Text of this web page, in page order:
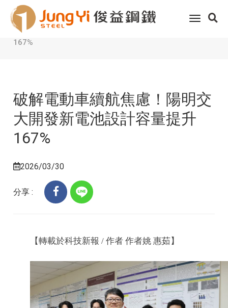
toggle
Home 客戶服務
科技趨勢
破解電動車續航焦慮！陽明交大開發新電池設計容量提升
167%
破解電動車續航焦慮！陽明交
大開發新電池設計容量提升
167%
2026/03/30
分享 :
【轉載於科技新報 / 作者 作者姚 惠茹】